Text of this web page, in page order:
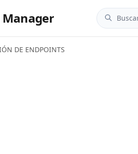
Manager
DE ENDPOINTS